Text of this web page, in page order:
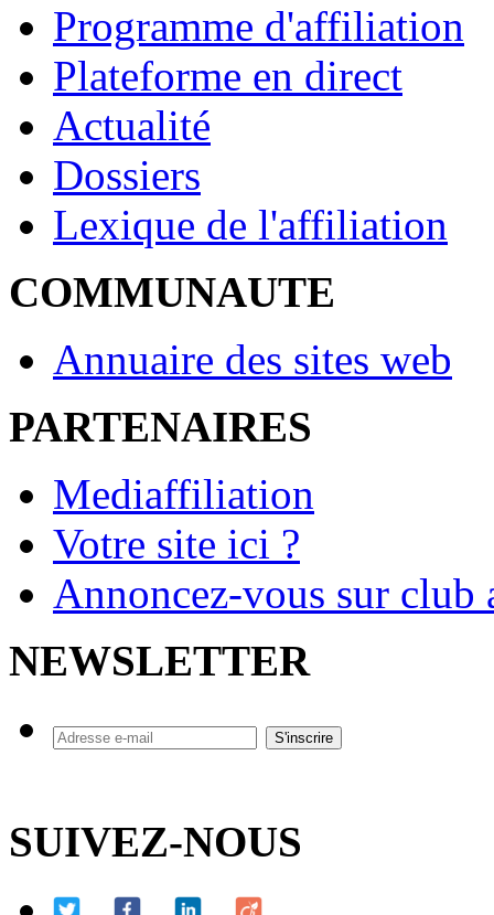
Programme d'affiliation
Plateforme en direct
Actualité
Dossiers
Lexique de l'affiliation
COMMUNAUTE
Annuaire des sites web
PARTENAIRES
Mediaffiliation
Votre site ici ?
Annoncez-vous sur
NEWSLETTER
SUIVEZ-NOUS